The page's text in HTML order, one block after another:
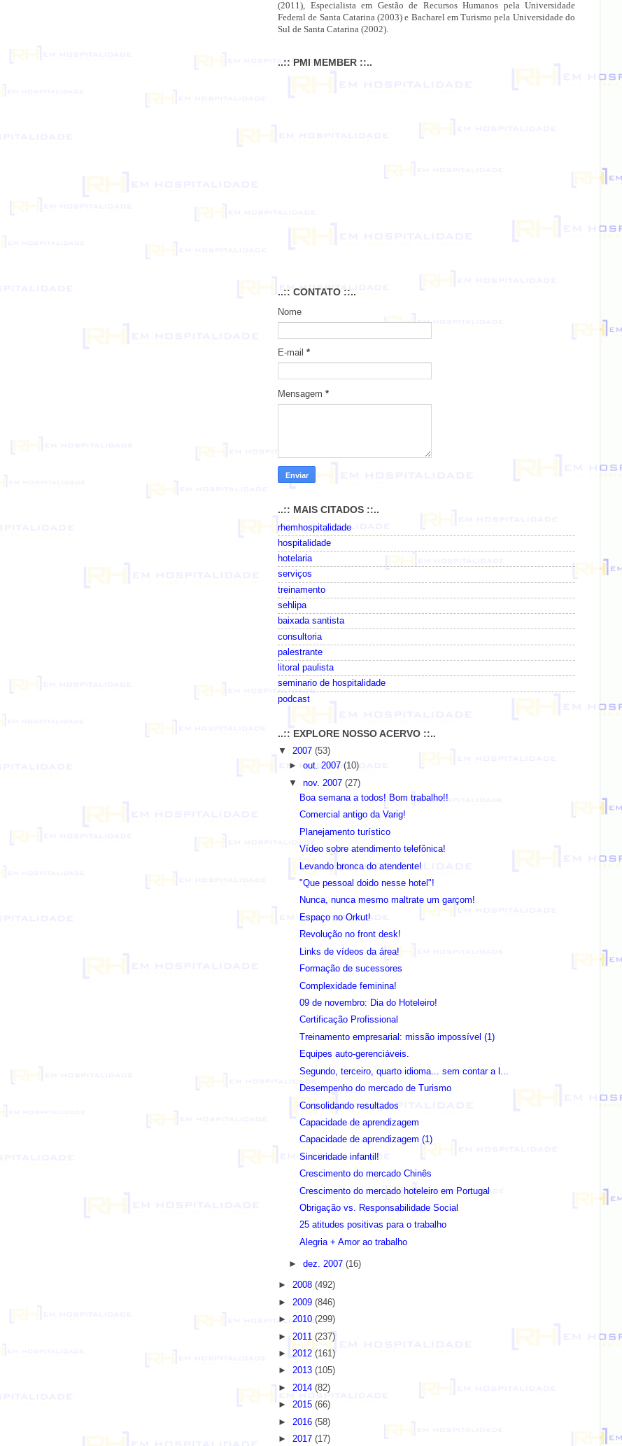
(2011), Especialista em Gestão de Recursos Humanos pela Universidade
Federal de Santa Catarina (2003) e Bacharel em Turismo pela Universidade do
Sul de Santa Catarina (2002).
..:: PMI MEMBER ::..
..:: CONTATO ::..
Nome
E-mail *
Mensagem *
..:: MAIS CITADOS ::..
rhemhospitalidade
hospitalidade
hotelaria
serviços
treinamento
sehlipa
baixada santista
consultoria
palestrante
litoral paulista
seminario de hospitalidade
podcast
..:: EXPLORE NOSSO ACERVO ::..
▼ 2007 (53)
►out. 2007(10)
▼nov. 2007(27)
Boa semana a todos! Bom trabalho!!
Comercial antigo da Varig!
Planejamento turístico
Vídeo sobre atendimento telefônica!
Levando bronca do atendente!
"Que pessoal doido nesse hotel"!
Nunca, nunca mesmo maltrate um garçom!
Espaço no Orkut!
Revolução no front desk!
Links de vídeos da área!
Formação de sucessores
Complexidade feminina!
09 de novembro: Dia do Hoteleiro!
Certificação Profissional
Treinamento empresarial: missão impossível (1)
Equipes auto-gerenciáveis.
Segundo, terceiro, quarto idioma... sem contar a l...
Desempenho do mercado de Turismo
Consolidando resultados
Capacidade de aprendizagem
Capacidade de aprendizagem (1)
Sinceridade infantil!
Crescimento do mercado Chinês
Crescimento do mercado hoteleiro em Portugal
Obrigação vs. Responsabilidade Social
25 atitudes positivas para o trabalho
Alegria + Amor ao trabalho
►dez. 2007(16)
► 2008 (492)
► 2009 (846)
► 2010 (299)
► 2011 (237)
► 2012 (161)
► 2013 (105)
► 2014 (82)
► 2015 (66)
► 2016 (58)
► 2017 (17)